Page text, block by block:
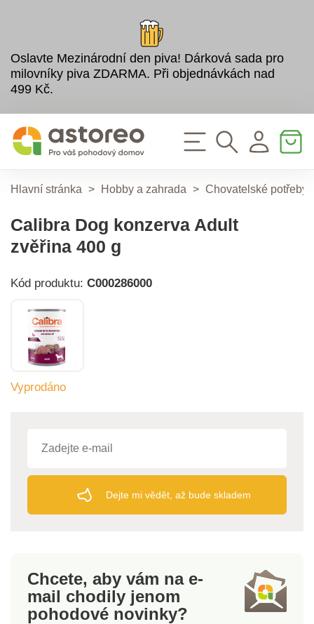
Oslavte Mezinárodní den piva! Dárková sada pro
milovníky piva ZDARMA. Při objednávkách nad
499 Kč.
Hlavní stránka > Hobby a zahrada > Chovatelské potřeby
Calibra Dog konzerva Adult
zvěřina 400 g
Kód produktu: C000286000
Vyprodáno
Dejte mi vědět, až bude skladem
Chcete, aby vám na e-
mail chodily jenom
pohodové novinky?